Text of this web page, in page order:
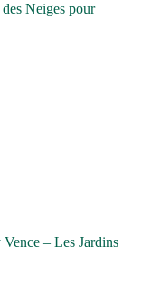
Neiges pour
– Les Jardins